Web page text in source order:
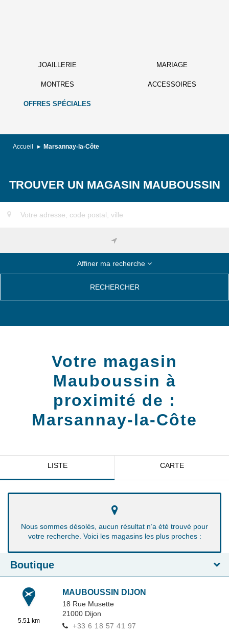
JOAILLERIE MARIAGE
MONTRES ACCESSOIRES
OFFRES SPÉCIALES
Accueil Marsannay-la-Côte
TROUVER UN MAGASIN MAUBOUSSIN
Affiner ma recherche
RECHERCHER
Votre magasin
Mauboussin à
proximité de :
Marsannay-la-Côte
LISTE CARTE
Nous sommes désolés, aucun résultat n’a été trouvé pour
votre recherche. Voici les magasins les plus proches :
Boutique
5.51 km
MAUBOUSSIN DIJON
18 Rue Musette
21000 Dijon
+33 6 18 57 41 97